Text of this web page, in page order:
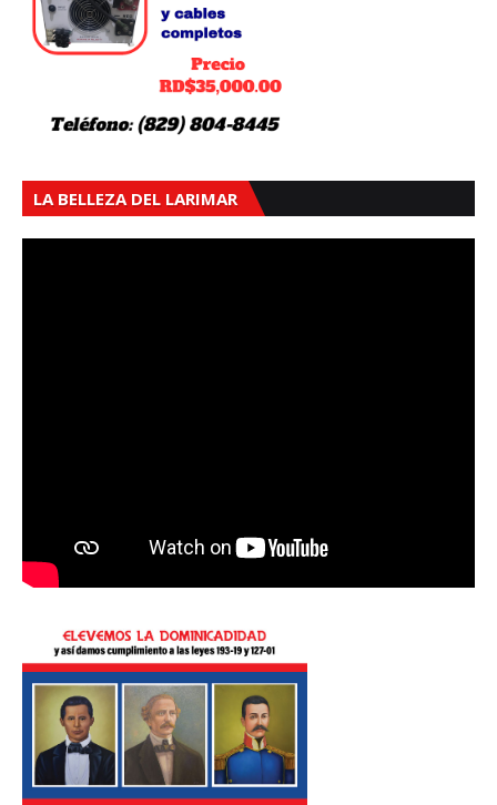
LA BELLEZA DEL LARIMAR